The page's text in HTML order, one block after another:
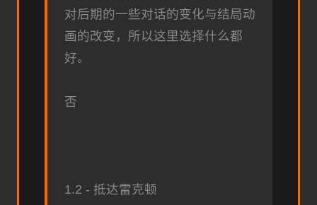
对后期的一些对话的变化与结局动
画的改变，所以这里选择什么都
好。
否
1.2 - 抵达雷克顿